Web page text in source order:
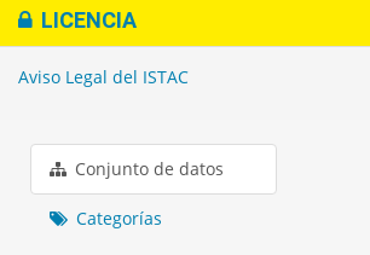
LICENCIA
Aviso Legal del ISTAC
Conjunto de datos
Categorías